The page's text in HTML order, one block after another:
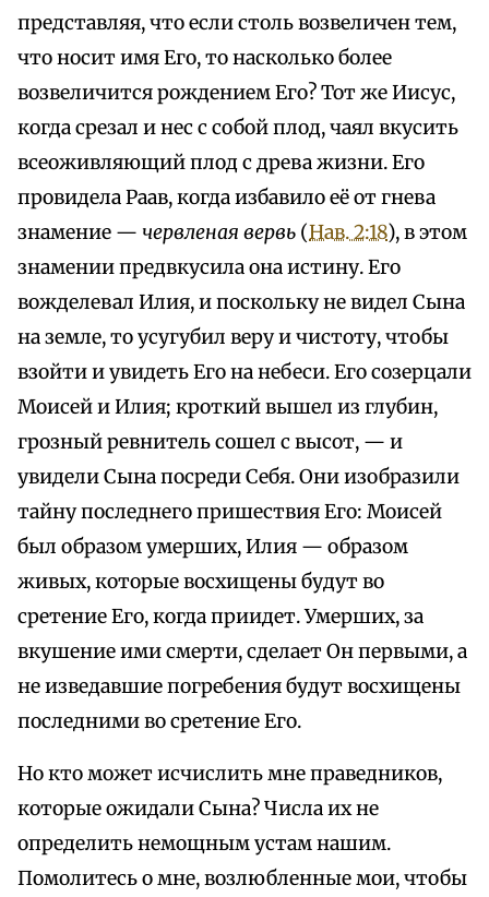
представляя, что если столь возвеличен тем,
что носит имя Его, то насколько более
возвеличится рождением Его? Тот же Иисус,
когда срезал и нес с собой плод, чаял вкусить
всеоживляющий плод с древа жизни. Его
провидела Раав, когда избавило её от гнева
знамение — червленая вервь (Нав. 2:18), в этом
знамении предвкусила она истину. Его
вожделевал Илия, и поскольку не видел Сына
на земле, то усугубил веру и чистоту, чтобы
взойти и увидеть Его на небеси. Его созерцали
Моисей и Илия; кроткий вышел из глубин,
грозный ревнитель сошел с высот, — и
увидели Сына посреди Себя. Они изобразили
тайну последнего пришествия Его: Моисей
был образом умерших, Илия — образом
живых, которые восхищены будут во
сретение Его, когда приидет. Умерших, за
вкушение ими смерти, сделает Он первыми, а
не изведавшие погребения будут восхищены
последними во сретение Его.
Но кто может исчислить мне праведников,
которые ожидали Сына? Числа их не
определить немощным устам нашим.
Помолитесь о мне, возлюбленные мои, чтобы